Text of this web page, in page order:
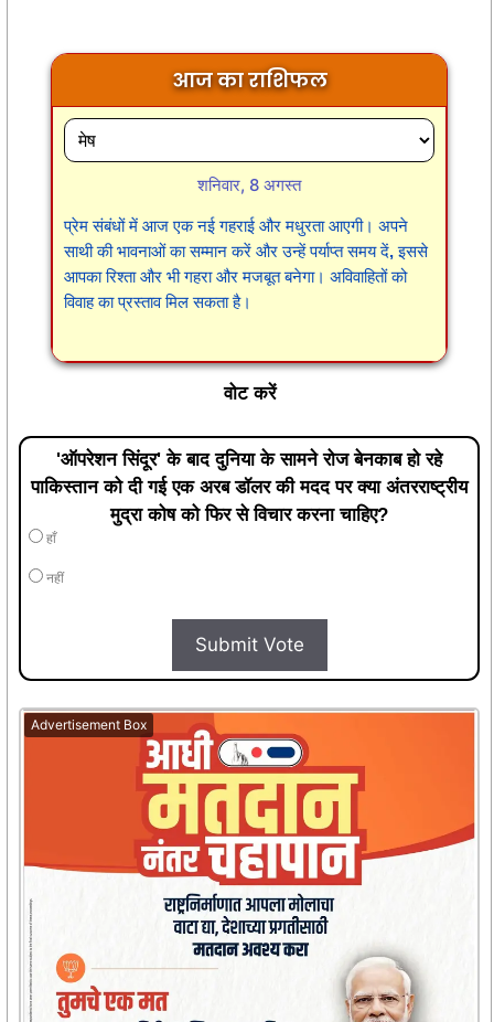
आज का राशिफल
शनिवार, 8 अगस्त
प्रेम संबंधों में आज एक नई गहराई और मधुरता आएगी। अपने
साथी की भावनाओं का सम्मान करें और उन्हें पर्याप्त समय दें, इससे
आपका रिश्ता और भी गहरा और मजबूत बनेगा। अविवाहितों को
विवाह का प्रस्ताव मिल सकता है।
वोट करें
'ऑपरेशन सिंदूर' के बाद दुनिया के सामने रोज बेनकाब हो रहे
पाकिस्तान को दी गई एक अरब डॉलर की मदद पर क्या अंतरराष्ट्रीय
मुद्रा कोष को फिर से विचार करना चाहिए?
हाँ
नहीं
Submit Vote
Advertisement Box